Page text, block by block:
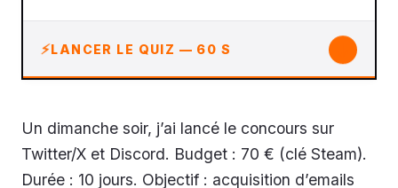
LANCER LE QUIZ — 60 S
Un dimanche soir, j’ai lancé le concours sur
Twitter/X et Discord. Budget : 70 € (clé Steam).
Durée : 10 jours. Objectif : acquisition d’emails